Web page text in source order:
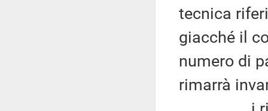
tecnica
giacché il
numero di
rimarrà